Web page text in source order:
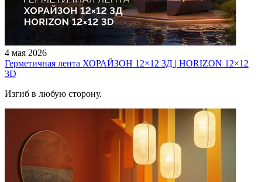
4 мая 2026
Герметичная лента ХОРАЙЗОН 12×12 3Д | HORIZON 12×12
3D
Изгиб в любую сторону.